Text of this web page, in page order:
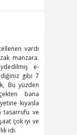
vardı
manzara.
e-
gibi 7
Bu yüzden
bana
kıyasla
tasarrufu ve
çok iyi ve
idi.